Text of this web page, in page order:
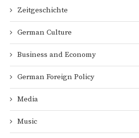
Zeitgeschichte
German Culture
Business and Economy
German Foreign Policy
Media
Music